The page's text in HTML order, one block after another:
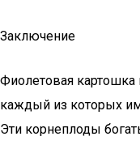
Заключение
Фиолетовая
каждый из которых
Эти корнеплоды